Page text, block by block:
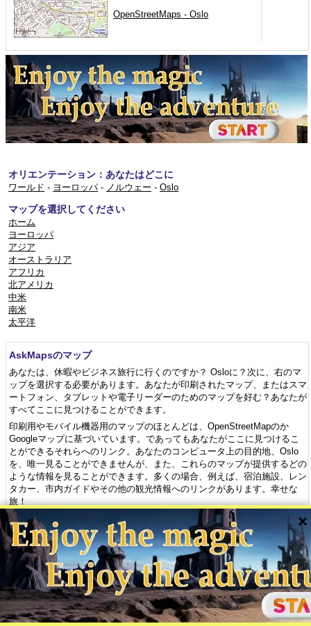
OpenStreetMaps - Oslo
オリエンテーション：あなたはどこに
ワールド - ヨーロッパ - ノルウェー -Oslo
マップを選択してください
ホーム
ヨーロッパ
アジア
オーストラリア
アフリカ
北アメリカ
中米
南米
太平洋
AskMapsのマップ
あなたは、休暇やビジネス旅行に行くのですか？ Osloに？次に、右のマ
ップを選択する必要があります。あなたが印刷されたマップ、またはスマ
ートフォン、タブレットや電子リーダーのためのマップを好む？あなたが
すべてここに見つけることができます。
印刷用やモバイル機器用のマップのほとんどは、OpenStreetMapのか
Googleマップに基づいています。であってもあなたがここに見つけるこ
とができるそれらへのリンク。あなたのコンピュータ上の目的地、Oslo
を、唯一見ることができませんが、また、これらのマップが提供するどの
ような情報を見ることができます。多くの場合、例えば、宿泊施設、レン
タカー、市内ガイドやその他の観光情報へのリンクがあります。幸せな
旅！
×